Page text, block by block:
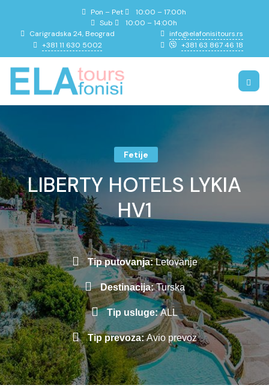
Pon – Pet
10:00 – 17:00h
Sub
10:00 – 14:00h
Carigradska 24, Beograd
info@elafonisitours.rs
+381 11 630 5002
+381 63 867 46 18
LIBERTY HOTELS LYKIA
HV1
Fetije
Tip putovanja:Letovanje
Destinacija:Turska
Tip usluge:ALL
Tip prevoza:Avio prevoz